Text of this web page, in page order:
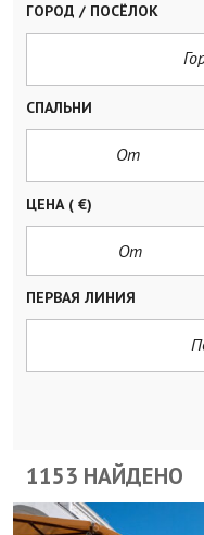
ГОРОД / ПОСЁЛОК
СПАЛЬНИ
От
ЦЕНА ( €)
ПЕРВАЯ ЛИНИЯ
1153 НАЙДЕНО